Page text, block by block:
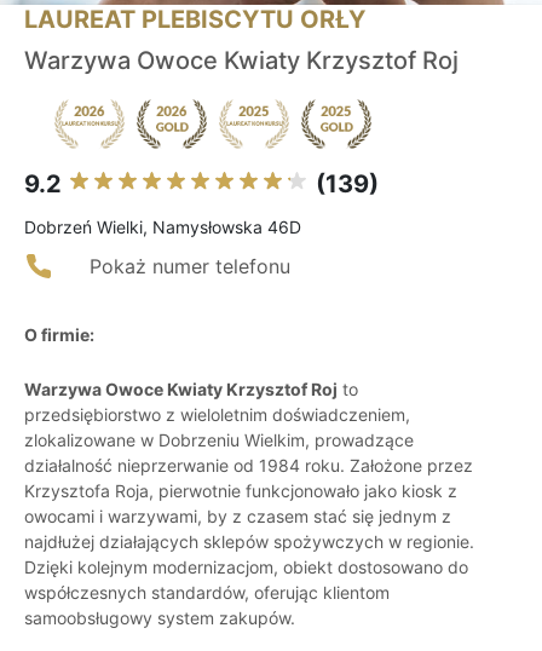
LAUREAT PLEBISCYTU ORŁY
Warzywa Owoce Kwiaty Krzysztof Roj
9.2 (139)
Dobrzeń Wielki, Namysłowska 46D
Pokaż numer telefonu
O firmie:
Warzywa Owoce Kwiaty Krzysztof Roj to
przedsiębiorstwo z wieloletnim doświadczeniem,
zlokalizowane w Dobrzeniu Wielkim, prowadzące
działalność nieprzerwanie od 1984 roku. Założone przez
Krzysztofa Roja, pierwotnie funkcjonowało jako kiosk z
owocami i warzywami, by z czasem stać się jednym z
najdłużej działających sklepów spożywczych w regionie.
Dzięki kolejnym modernizacjom, obiekt dostosowano do
współczesnych standardów, oferując klientom
samoobsługowy system zakupów.